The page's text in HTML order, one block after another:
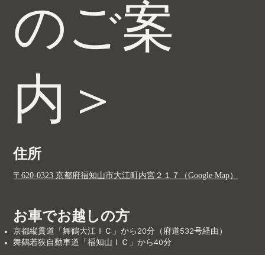
のご案
内＞
住所
〒620-0323 京都府福知山市大江町内宮２１７（Google Map）
お車でお越しの方
京都縦貫道「舞鶴大江ＩＣ」から20分（府道532号経由）
舞鶴若狭自動車道「福知山ＩＣ」から40分